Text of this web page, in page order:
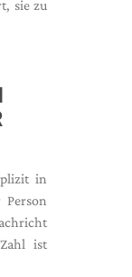
sie zu
in
ist